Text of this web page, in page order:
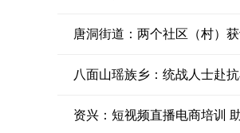
唐洞街道：两个社区（村）
八面山瑶族乡：统战人士赴
资兴：短视频直播电商培训